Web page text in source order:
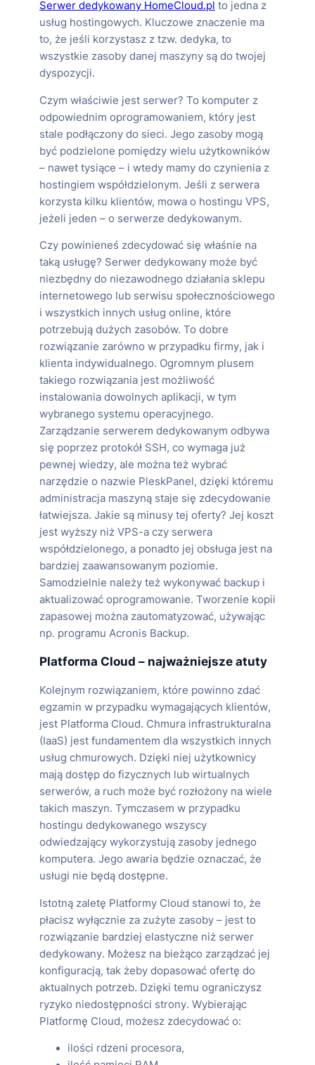
Serwer dedykowany HomeCloud.pl to jedna z
usług hostingowych. Kluczowe znaczenie ma
to, że jeśli korzystasz z tzw. dedyka, to
wszystkie zasoby danej maszyny są do twojej
dyspozycji.
Czym właściwie jest serwer? To komputer z
odpowiednim oprogramowaniem, który jest
stale podłączony do sieci. Jego zasoby mogą
być podzielone pomiędzy wielu użytkowników
– nawet tysiące – i wtedy mamy do czynienia z
hostingiem współdzielonym. Jeśli z serwera
korzysta kilku klientów, mowa o hostingu VPS,
jeżeli jeden – o serwerze dedykowanym.
Czy powinieneś zdecydować się właśnie na
taką usługę? Serwer dedykowany może być
niezbędny do niezawodnego działania sklepu
internetowego lub serwisu społecznościowego
i wszystkich innych usług online, które
potrzebują dużych zasobów. To dobre
rozwiązanie zarówno w przypadku firmy, jak i
klienta indywidualnego. Ogromnym plusem
takiego rozwiązania jest możliwość
instalowania dowolnych aplikacji, w tym
wybranego systemu operacyjnego.
Zarządzanie serwerem dedykowanym odbywa
się poprzez protokół SSH, co wymaga już
pewnej wiedzy, ale można też wybrać
narzędzie o nazwie PleskPanel, dzięki któremu
administracja maszyną staje się zdecydowanie
łatwiejsza. Jakie są minusy tej oferty? Jej koszt
jest wyższy niż VPS-a czy serwera
współdzielonego, a ponadto jej obsługa jest na
bardziej zaawansowanym poziomie.
Samodzielnie należy też wykonywać backup i
aktualizować oprogramowanie. Tworzenie kopii
zapasowej można zautomatyzować, używając
np. programu Acronis Backup.
Platforma Cloud – najważniejsze atuty
Kolejnym rozwiązaniem, które powinno zdać
egzamin w przypadku wymagających klientów,
jest Platforma Cloud. Chmura infrastrukturalna
(IaaS) jest fundamentem dla wszystkich innych
usług chmurowych. Dzięki niej użytkownicy
mają dostęp do fizycznych lub wirtualnych
serwerów, a ruch może być rozłożony na wiele
takich maszyn. Tymczasem w przypadku
hostingu dedykowanego wszyscy
odwiedzający wykorzystują zasoby jednego
komputera. Jego awaria będzie oznaczać, że
usługi nie będą dostępne.
Istotną zaletę Platformy Cloud stanowi to, że
płacisz wyłącznie za zużyte zasoby – jest to
rozwiązanie bardziej elastyczne niż serwer
dedykowany. Możesz na bieżąco zarządzać jej
konfiguracją, tak żeby dopasować ofertę do
aktualnych potrzeb. Dzięki temu ograniczysz
ryzyko niedostępności strony. Wybierając
Platformę Cloud, możesz zdecydować o:
ilości rdzeni procesora,